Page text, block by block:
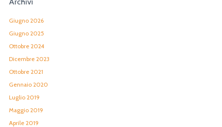
Giugno 2026
Giugno 2025
Ottobre 2024
Dicembre 2023
Ottobre 2021
Gennaio 2020
Luglio 2019
Maggio 2019
Aprile 2019